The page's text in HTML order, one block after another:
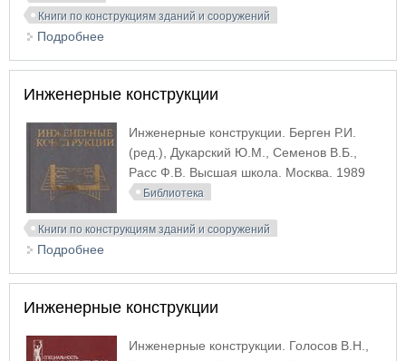
Книги по конструкциям зданий и сооружений
Подробнее
Инженерные конструкции
Инженерные конструкции. Берген Р.И.
(ред.), Дукарский Ю.М., Семенов В.Б.,
Расс Ф.В. Высшая школа. Москва. 1989
Библиотека
Книги по конструкциям зданий и сооружений
Подробнее
Инженерные конструкции
Инженерные конструкции. Голосов В.Н.,